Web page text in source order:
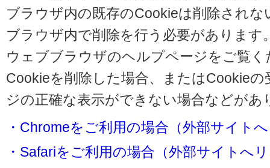
ブラウザ内の既存のCookieは削除され
ブラウザ内で削除を行う必要があります
ウェブブラウザのヘルプページをご覧く
Cookieを削除した場合、またはCookie
ジの正確な表示ができない場合などが
・Chromeをご利用の場合（外部サイト
・Safariをご利用の場合（外部サイトへ